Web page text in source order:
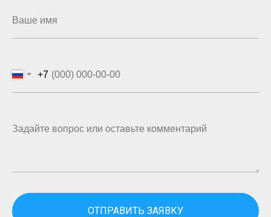
Ваше имя
+7
Задайте вопрос или оставьте комментарий
ОТПРАВИТЬ ЗАЯВКУ